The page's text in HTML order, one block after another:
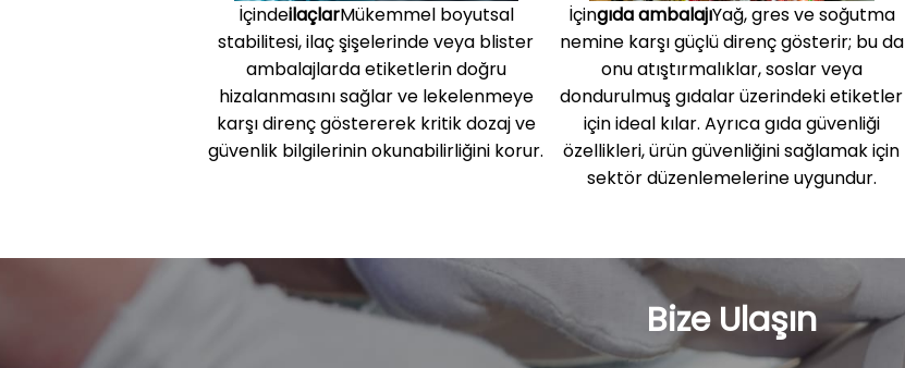
İçindeilaçlarMükemmel boyutsal
stabilitesi, ilaç şişelerinde veya blister
ambalajlarda etiketlerin doğru
hizalanmasını sağlar ve lekelenmeye
karşı direnç göstererek kritik dozaj ve
güvenlik bilgilerinin okunabilirliğini korur.
İçingıda ambalajıYağ, gres ve soğutma
nemine karşı güçlü direnç gösterir; bu da
onu atıştırmalıklar, soslar veya
dondurulmuş gıdalar üzerindeki etiketler
için ideal kılar. Ayrıca gıda güvenliği
özellikleri, ürün güvenliğini sağlamak için
sektör düzenlemelerine uygundur.
Bize Ulaşın